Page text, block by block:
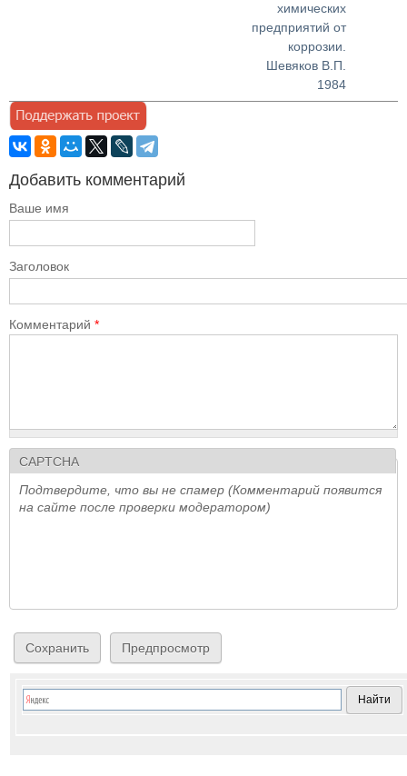
химических
предприятий от
коррозии.
Шевяков В.П.
1984
Добавить комментарий
Ваше имя
Заголовок
Комментарий *
CAPTCHA
Подтвердите, что вы не спамер (Комментарий появится
на сайте после проверки модератором)